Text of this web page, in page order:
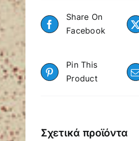
Share On
Facebook
Pin This
Product
Σχετικά προϊόντα